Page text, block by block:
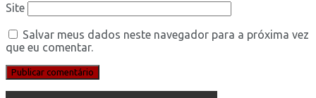
Site
Salvar meus dados neste navegador para a próxima vez
que eu comentar.